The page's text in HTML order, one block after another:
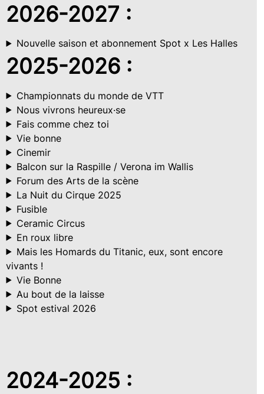
2026-2027 :
Nouvelle saison et abonnement Spot x Les Halles
2025-2026 :
Championnats du monde de VTT
Nous vivrons heureux·se
Fais comme chez toi
Vie bonne
Cinemir
Balcon sur la Raspille / Verona im Wallis
Forum des Arts de la scène
La Nuit du Cirque 2025
Fusible
Ceramic Circus
En roux libre
Mais les Homards du Titanic, eux, sont encore
vivants !
Vie Bonne
Au bout de la laisse
Spot estival 2026
2024-2025 :